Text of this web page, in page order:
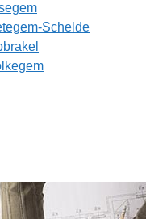
Schelde